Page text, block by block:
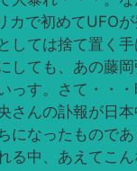
カで初めてUFO
しては捨て置く
しても、あの藤
っす。さて・・
さんの訃報が日
になったもので
る中、あえてこ